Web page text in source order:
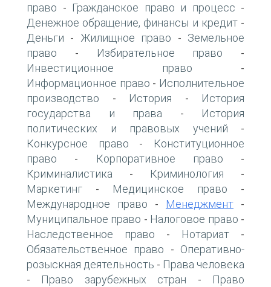
право - Гражданское право и процесс -
Денежное обращение, финансы и кредит-
Деньги - Жилищное право - Земельное
право - Избирательное право -
Инвестиционное право -
Информационное право - Исполнительное
производство - История -
История
государства и права -
История
политических и правовых учений -
Конкурсное право -
Конституционное
право - Корпоративное право -
Криминалистика - Криминология -
Маркетинг - Медицинское право -
Международное право - Менеджмент -
Муниципальное право - Налоговое право -
Наследственное право - Нотариат -
Обязательственное право - Оперативно-
розыскная деятельность - Права человека
- Право зарубежных стран -
Право